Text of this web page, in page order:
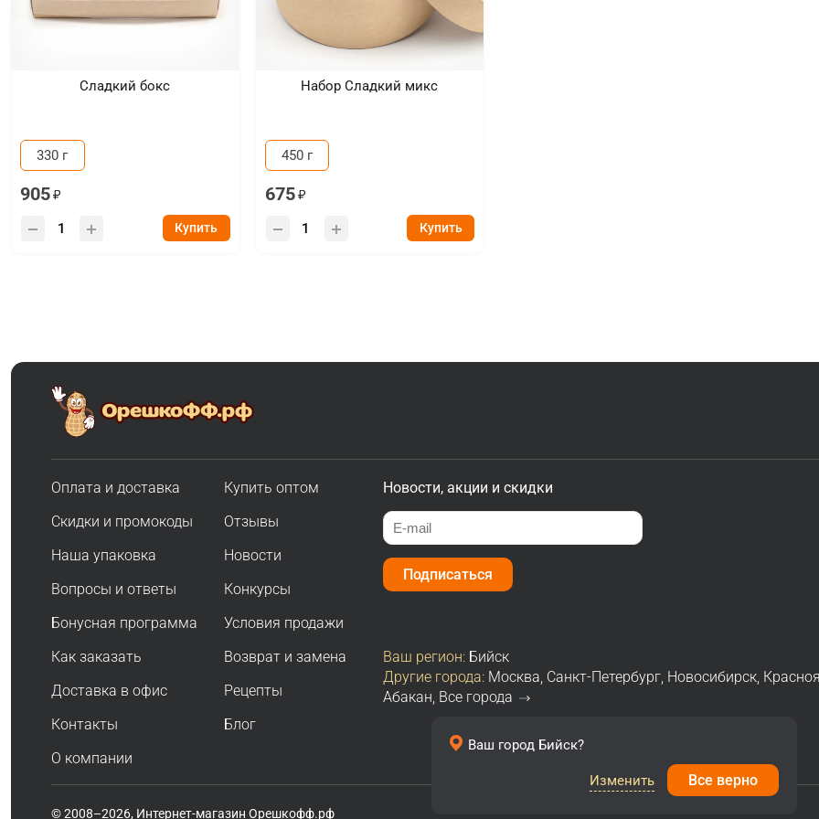
Сладкий бокс
330 г
905
Купить
Набор Сладкий микс
450 г
675
Купить
Оплата и доставка
Скидки и промокоды
Наша упаковка
Вопросы и ответы
Бонусная программа
Как заказать
Доставка в офис
Контакты
О компании
Купить оптом
Отзывы
Новости
Конкурсы
Условия продажи
Возврат и замена
Рецепты
Блог
Новости, акции и скидки
Подписаться
Ваш регион: Бийск
Другие города: Москва Санкт-Петербург Новосибирск
Абакан Все города
© 2008–2026, Интернет-магазин Орешкофф.рф
Ваш город Бийск?
Изменить Все верно